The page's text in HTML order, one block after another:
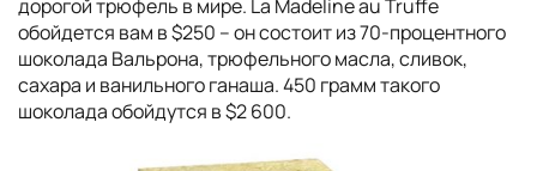
дорогой трюфель в мире. La Madeline au Truffe
обойдется вам в $250 – он состоит из 70-процентного
шоколада Вальрона, трюфельного масла, сливок,
сахара и ванильного ганаша. 450 грамм такого
шоколада обойдутся в $2 600.